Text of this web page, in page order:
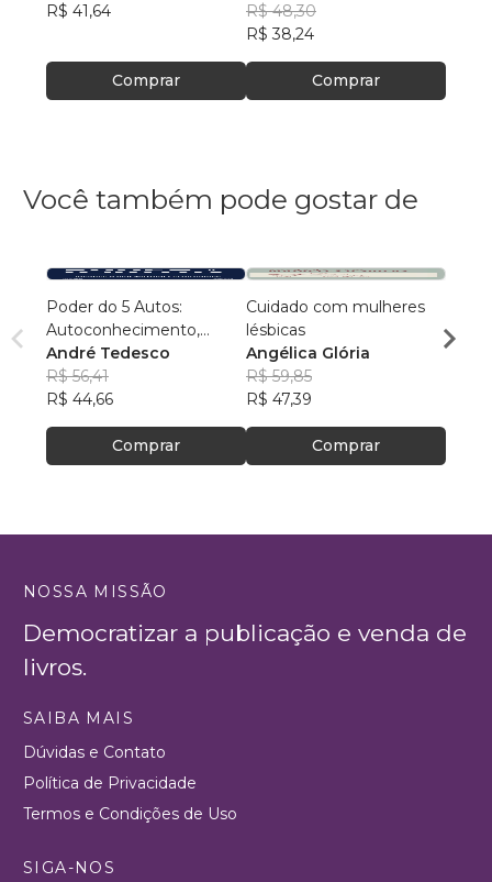
R$ 41,64
Comprar
R$ 48,30
R$ 38,24
Comprar
Você também pode gostar de
Poder do 5 Autos:
Autoconhecimento,
Autocontrole,
Autoestima,
Autoconfiança e
Autoperformance
André Tedesco
R$ 56,41
R$ 44,66
Comprar
Cuidado com mulheres
lésbicas
Angélica Glória
R$ 59,85
R$ 47,39
Comprar
R$
NOSSA MISSÃO
Democratizar a publicação e venda de
livros.
SAIBA MAIS
Dúvidas e Contato
Política de Privacidade
Termos e Condições de Uso
SIGA-NOS